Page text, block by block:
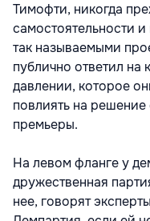
Тимофти, никогда
самостоятельности
так называемыми
публично ответил на
давлении, которое
повлиять на решение
премьеры.
На левом фланге у
дружественная
нее, говорят